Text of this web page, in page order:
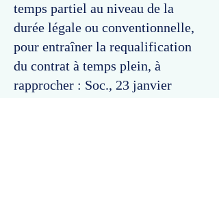
temps partiel au niveau de la
durée légale ou conventionnelle,
pour entraîner la requalification
du contrat à temps plein, à
rapprocher : Soc., 23 janvier